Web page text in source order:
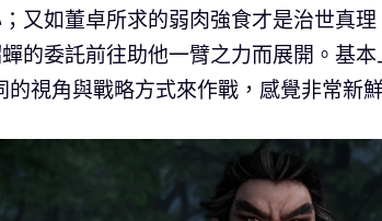
又如董卓所求的弱肉強食才是治世真理
的委託前往助他一臂之力而展開。基本
視角與戰略方式來作戰，感覺非常新